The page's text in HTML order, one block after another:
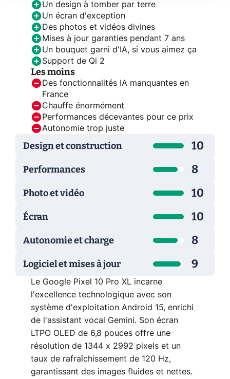
Un design à tomber par terre
Un écran d'exception
Des photos et vidéos divines
Mises à jour garanties pendant 7 ans
Un bouquet garni d'IA, si vous aimez ça
Support de Qi 2
Les moins
Des fonctionnalités IA manquantes en
France
Chauffe énormément
Performances décevantes pour ce prix
Autonomie trop juste
Design et construction 10
Performances 8
Photo et vidéo 10
Écran 10
Autonomie et charge 8
Logiciel et mises à jour 9
Le Google Pixel 10 Pro XL incarne
l'excellence technologique avec son
système d'exploitation Android 15, enrichi
de l'assistant vocal Gemini. Son écran
LTPO OLED de 6,8 pouces offre une
résolution de 1344 x 2992 pixels et un
taux de rafraîchissement de 120 Hz,
garantissant des images fluides et nettes.